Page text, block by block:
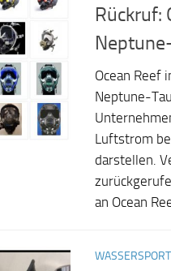
Rückruf:
Ocean Reef
Neptune-
Luftstrom
darstellen.
an Ocean
WASSERSPORT